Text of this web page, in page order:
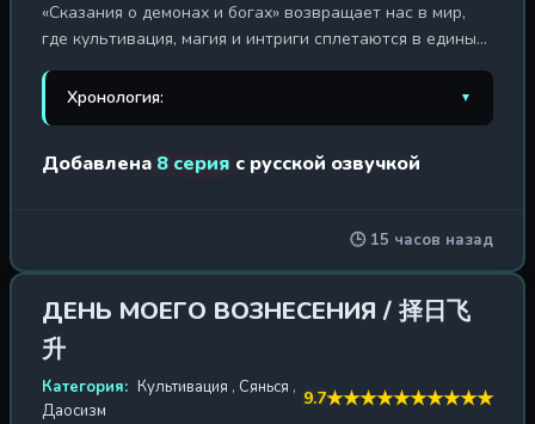
«Сказания о демонах и богах» возвращает нас в мир,
где культивация, магия и интриги сплетаются в единый
клубок судьбы. Главный герой, Не Ли, продолжает свой
опасный путь в логово Секты Демонов и Богов, где
каждое мгновение может стать последним. Он
тьмой, и отправляется в новое путешествие, полное
стирается. Не Ли клянётся свергнуть тиранию Святого
Императора и защитить родной Город Славы от
неминуемого разрушения. В этом сезоне его ждут не
только сражения с могучими врагами, но и глубокие
размышления о цене власти, жертвенности и истинном
предназначении. Каждый шаг героя сталкивает его с
испытаниями, бросающими вызов самой сущности
Хронология: ▼
1. Сказания о демонах и богах
2018 г. / 40 эп.
4. Сказания о демонах и богах 4 2020 г. / 52 эп.
6. Сказания о демонах и богах 6 2022 г. / 52 эп.
Добавлена 8 серия с русской озвучкой
🕒 15 часов назад
ДЕНЬ МОЕГО ВОЗНЕСЕНИЯ / 择日飞
升
Категория: Культивация , Сянься ,
Даосизм
9.7★★★★★★★★★★